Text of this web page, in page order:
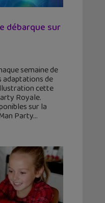
débarque sur
semaine de
de
cette
Royale.
sur la
Party